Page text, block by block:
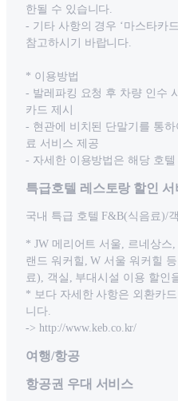
한될 수 있습니다.
- 기타 사항의 경우 ‘마스타카
참고하시기 바랍니다.
* 이용방법
- 발레파킹 요청 후 차량 인수
카드 제시
- 현관에 비치된 단말기를 통
료 서비스 제공
- 자세한 이용방법은 해당 호텔
특급호텔 레스토랑 할인 서
국내 특급 호텔 F&B(식음료)/
* JW 메리어트 서울, 르네상스
랜드 워커힐, W 서울 워커힐
료), 객실, 부대시설 이용 할인
* 보다 자세한 사항은 외환카
니다.
-> http://www.keb.co.kr/
여행/항공
항공권 우대 서비스